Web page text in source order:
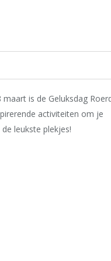
is de Geluksdag
activiteiten om je
leukste plekjes!